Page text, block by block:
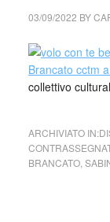
03/09/2022 BY
collettivo
ARCHIVIATO IN:
BRANCATO,